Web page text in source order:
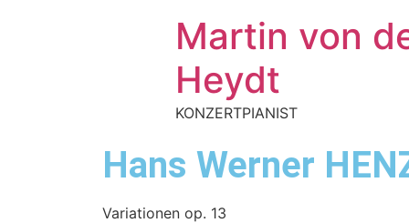
Martin von
Heydt
KONZERTPIANIST
Hans Werner
Variationen op. 13